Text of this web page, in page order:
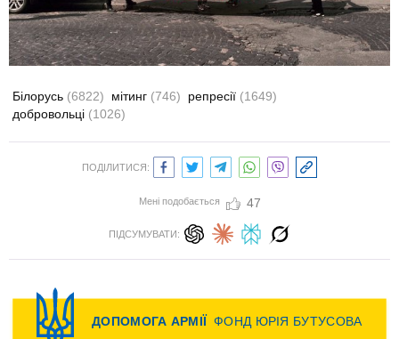
Білорусь (6822) мітинг (746) репресії (1649)
добровольці (1026)
ПОДІЛИТИСЯ:
Мені подобається 47
ПІДСУМУВАТИ: